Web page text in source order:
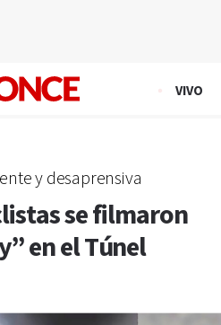
VIVO
y desaprensiva
se filmaron
en el Túnel